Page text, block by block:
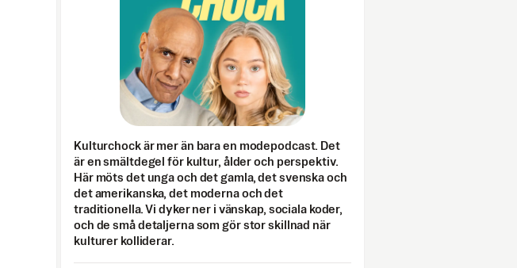
Kulturchock är mer än bara en modepodcast. Det
är en smältdegel för kultur, ålder och perspektiv.
Här möts det unga och det gamla, det svenska och
det amerikanska, det moderna och det
traditionella. Vi dyker ner i vänskap, sociala koder,
och de små detaljerna som gör stor skillnad när
kulturer kolliderar.